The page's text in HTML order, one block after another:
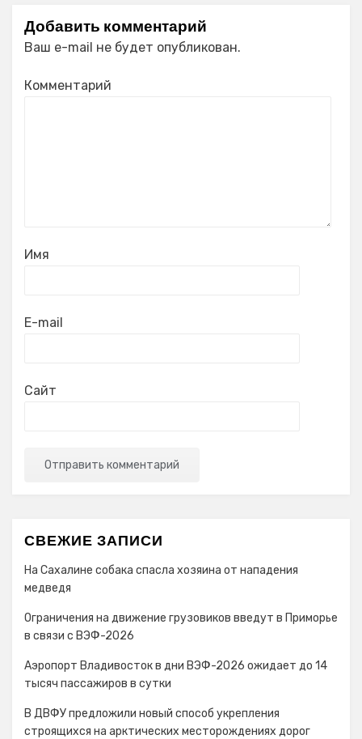
Добавить комментарий
Ваш e-mail не будет опубликован.
Комментарий
Имя
E-mail
Сайт
СВЕЖИЕ ЗАПИСИ
На Сахалине собака спасла хозяина от нападения
медведя
Ограничения на движение грузовиков введут в Приморье
в связи с ВЭФ-2026
Аэропорт Владивосток в дни ВЭФ-2026 ожидает до 14
тысяч пассажиров в сутки
В ДВФУ предложили новый способ укрепления
строящихся на арктических месторождениях дорог